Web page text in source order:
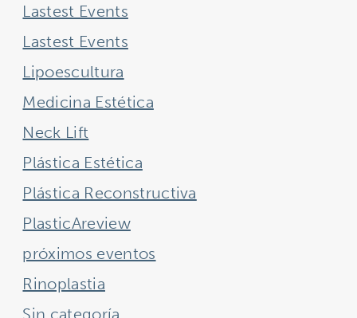
Lastest Events
Lastest Events
Lipoescultura
Medicina Estética
Neck Lift
Plástica Estética
Plástica Reconstructiva
PlasticAreview
próximos eventos
Rinoplastia
Sin categoría